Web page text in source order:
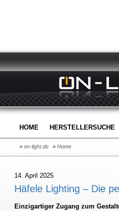
HOME HERSTELLERSUCHE
> on-light.de > Home
14. April 2025
Häfele Lighting – Die
Einzigartiger Zugang zum